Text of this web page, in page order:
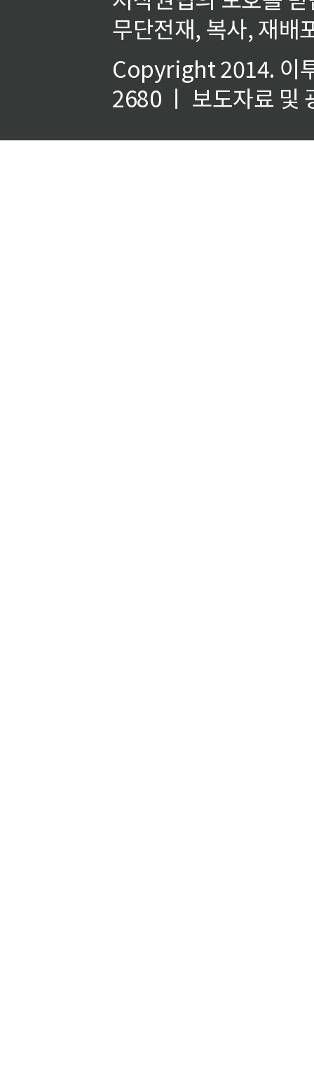
무단전재, 복사, 재배
Copyright 2014. 이
2680 ㅣ 보도자료